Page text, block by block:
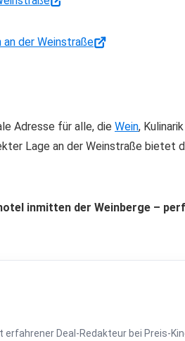
Adresse für alle, die Wein,
Lage an der Weinstraße bietet
inmitten der Weinberge –
erfahrener Deal-Redakteur bei Preis-